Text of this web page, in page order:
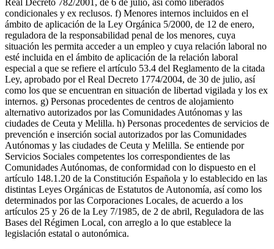
Real Decreto 782/2001, de 6 de julio, así como liberados
condicionales y ex reclusos. f) Menores internos incluidos en el
ámbito de aplicación de la Ley Orgánica 5/2000, de 12 de enero,
reguladora de la responsabilidad penal de los menores, cuya
situación les permita acceder a un empleo y cuya relación laboral no
esté incluida en el ámbito de aplicación de la relación laboral
especial a que se refiere el artículo 53.4 del Reglamento de la citada
Ley, aprobado por el Real Decreto 1774/2004, de 30 de julio, así
como los que se encuentran en situación de libertad vigilada y los ex
internos. g) Personas procedentes de centros de alojamiento
alternativo autorizados por las Comunidades Autónomas y las
ciudades de Ceuta y Melilla. h) Personas procedentes de servicios de
prevención e inserción social autorizados por las Comunidades
Autónomas y las ciudades de Ceuta y Melilla. Se entiende por
Servicios Sociales competentes los correspondientes de las
Comunidades Autónomas, de conformidad con lo dispuesto en el
artículo 148.1.20 de la Constitución Española y lo establecido en las
distintas Leyes Orgánicas de Estatutos de Autonomía, así como los
determinados por las Corporaciones Locales, de acuerdo a los
artículos 25 y 26 de la Ley 7/1985, de 2 de abril, Reguladora de las
Bases del Régimen Local, con arreglo a lo que establece la
legislación estatal o autonómica.